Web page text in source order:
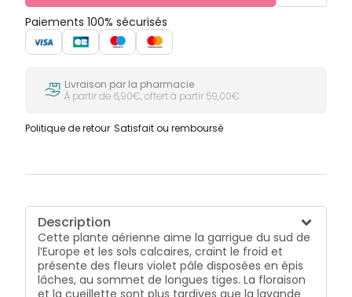
Paiements 100% sécurisés
Livraison par la pharmacie
À partir de 6,90€, offert à partir 59,00€
Politique de retour Satisfait ou remboursé
Description
Cette plante aérienne aime la garrigue du sud de
l’Europe et les sols calcaires, craint le froid et
présente des fleurs violet pâle disposées en épis
lâches, au sommet de longues tiges. La floraison
et la cueillette sont plus tardives que la lavande